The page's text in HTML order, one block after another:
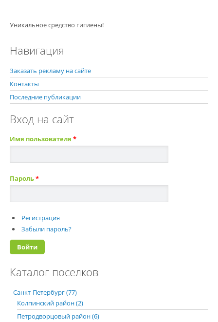
Уникальное средство гигиены!
Навигация
Заказать рекламу на сайте
Контакты
Последние публикации
Вход на сайт
Имя пользователя *
Пароль*
Регистрация
Забыли пароль?
Каталог поселков
Санкт-Петербург (77)
Колпинский район (2)
Петродворцовый район (6)